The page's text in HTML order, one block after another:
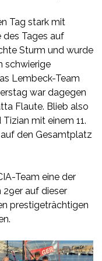
Tag stark mit
des Tages auf
Sturm und wurde
schwierige
Lembeck-Team
war dagegen
Flaute. Blieb also
mit einem 11.
den Gesamtplatz
Team eine der
auf dieser
prestigeträchtigen